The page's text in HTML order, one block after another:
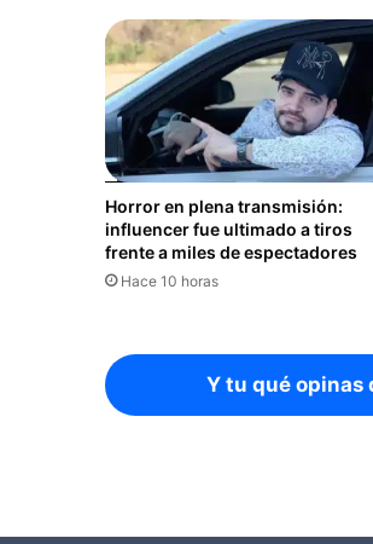
Horror en plena transmisión:
influencer fue ultimado a tiros
frente a miles de espectadores
Hace 10 horas
Y tu qué opinas